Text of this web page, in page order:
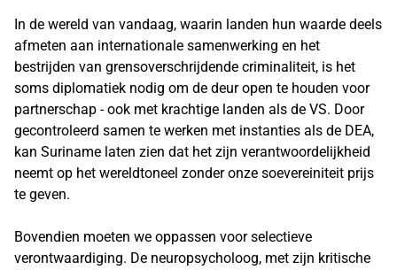
In de wereld van vandaag, waarin landen hun waarde deels
afmeten aan internationale samenwerking en het
bestrijden van grensoverschrijdende criminaliteit, is het
soms diplomatiek nodig om de deur open te houden voor
partnerschap - ook met krachtige landen als de VS. Door
gecontroleerd samen te werken met instanties als de DEA,
kan Suriname laten zien dat het zijn verantwoordelijkheid
neemt op het wereldtoneel zonder onze soevereiniteit prijs
te geven.
Bovendien moeten we oppassen voor selectieve
verontwaardiging. De neuropsycholoog, met zijn kritische